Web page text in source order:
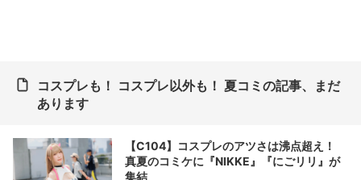
コスプレも！ コスプレ以外も！ 夏コミの記事、まだ
あります
【C104】コスプレのアツさは沸点超え！
真夏のコミケに『NIKKE』『にごリリ』が
集結